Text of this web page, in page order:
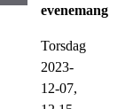
evenemang
Torsdag
2023-
12-07,